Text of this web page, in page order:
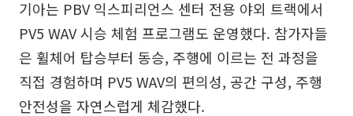
기아는 PBV 익스피리언스 센터 전용 야외 트랙에서
PV5 WAV 시승 체험 프로그램도 운영했다. 참가자들
은 휠체어 탑승부터 동승, 주행에 이르는 전 과정을
직접 경험하며 PV5 WAV의 편의성, 공간 구성, 주행
안전성을 자연스럽게 체감했다.